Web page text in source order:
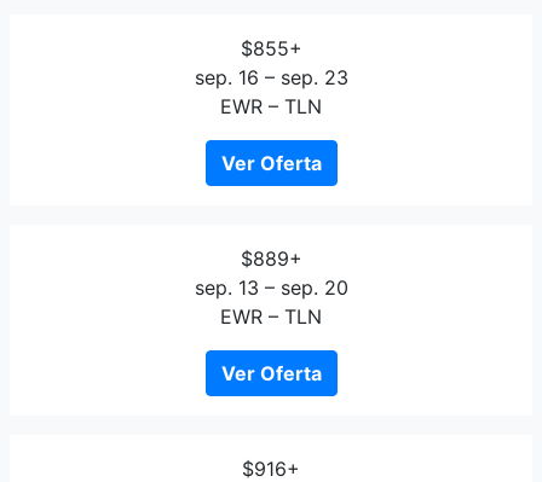
$855+
sep. 16 – sep. 23
EWR – TLN
Ver Oferta
$889+
sep. 13 – sep. 20
EWR – TLN
Ver Oferta
$916+